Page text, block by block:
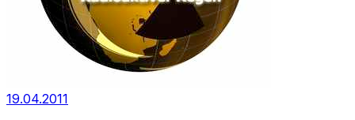
19.04.2011